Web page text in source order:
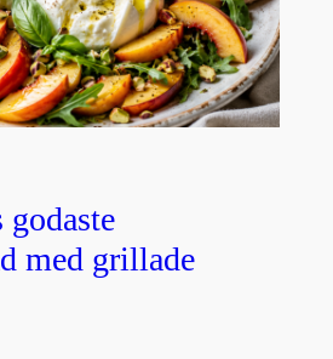
godaste
med grillade